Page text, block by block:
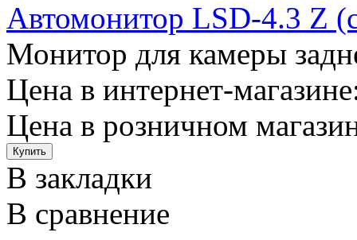
Автомонитор LSD-4.3 Z
Монитор для камеры
Цена в интернет-
Цена в розничном
В закладки
В сравнение